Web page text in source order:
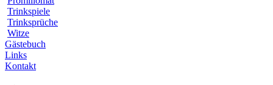
Trinkspiele
Trinksprüche
Witze
Gästebuch
Links
Kontakt